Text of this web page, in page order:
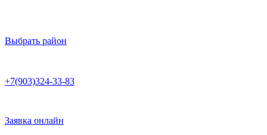
Выбрать район
+7(903)324-33-83
Заявка онлайн